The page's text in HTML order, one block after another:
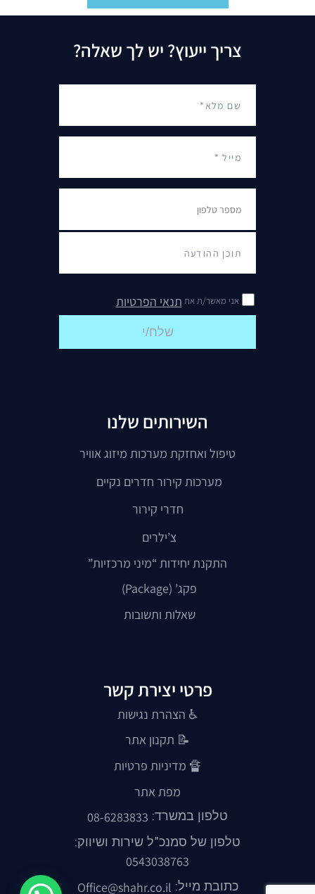
צריך ייעוץ? יש לך שאלה?
אני מאשר/ת את תנאי הפרטיות
שלח/י
השירותים שלנו
טיפול ואחזקת מערכות מיזוג אוויר
מערכות קירור חדרים נקיים
חדרי קירור
צ’ילרים
התקנת יחידות “מיני מרכזיות”
פקג’ (Package)
שאלות ותשובות
פרטי יצירת קשר
♿ הצהרת נגישות
📝 תקנון אתר
🔏 מדיניות פרטיות
מפת אתר
טלפון במשרד: 08-6283833
טלפון של סמנכ"ל שירות ושיווק:
0543038763
כתובת מייל: Office@shahr.co.il